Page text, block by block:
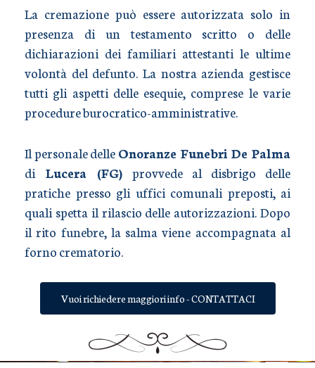
La cremazione può essere autorizzata solo in
presenza di un testamento scritto o delle
dichiarazioni dei familiari attestanti le ultime
volontà del defunto. La nostra azienda gestisce
tutti gli aspetti delle esequie, comprese le varie
procedure burocratico-amministrative.
Il personale delleOnoranze Funebri De Palma
di Lucera (FG) provvede al disbrigo delle
pratiche presso gli uffici comunali preposti, ai
quali spetta il rilascio delle autorizzazioni. Dopo
il rito funebre, la salma viene accompagnata al
forno crematorio.
Vuoi richiedere maggiori info - CONTATTACI